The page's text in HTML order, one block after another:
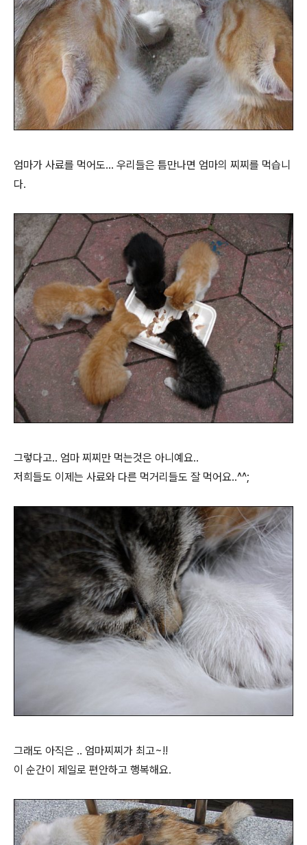
엄마가 사료를 먹어도... 우리들은 틈만나면 엄마의 찌찌를 먹습니
다.
그렇다고.. 엄마 찌찌만 먹는것은 아니예요..
저희들도 이제는 사료와 다른 먹거리들도 잘 먹어요..^^;
그래도 아직은 .. 엄마찌찌가 최고~!!
이 순간이 제일로 편안하고 행복해요.